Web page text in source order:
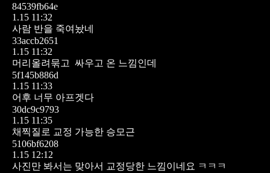
84539fb64e
1.15 11:32
사람 반을 죽여놨네
33accb2651
1.15 11:32
머리올려묶고 싸우고 온 느낌인데
5f145b886d
1.15 11:33
어후 너무 아프겟다
30dc9c9793
1.15 11:35
채찍질로 교정 가능한 승모근
5106bf6208
1.15 12:12
사진만 봐서는 맞아서 교정당한 느낌이네요 ㅋㅋㅋ